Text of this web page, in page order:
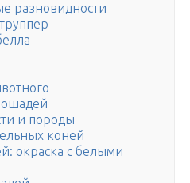
разновидности
и породы
коней
окраска с белыми